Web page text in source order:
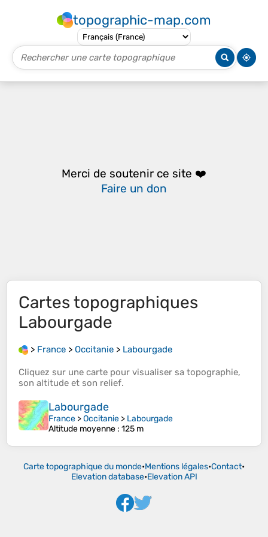
topographic-map.com
Merci de soutenir ce site ❤️
Faire un don
Cartes topographiques
Labourgade
> France > Occitanie > Labourgade
Cliquez sur une carte pour visualiser sa topographie,
son altitude et son relief.
Labourgade
France >Occitanie > Labourgade
Altitude moyenne : 125 m
Carte topographique du monde•Mentions légales•Contact•
Elevation database•Elevation API